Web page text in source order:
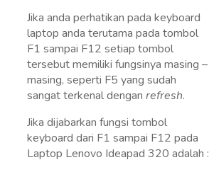
Jika anda perhatikan pada keyboard
laptop anda terutama pada tombol
F1 sampai F12 setiap tombol
tersebut memiliki fungsinya masing –
masing, seperti F5 yang sudah
sangat terkenal dengan refresh.
Jika dijabarkan fungsi tombol
keyboard dari F1 sampai F12 pada
Laptop Lenovo Ideapad 320 adalah :